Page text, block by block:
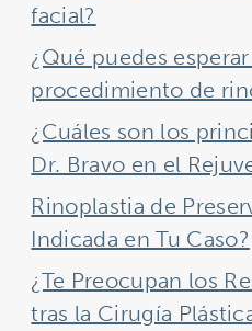
facial?
¿Qué puedes
procedimiento de
¿Cuáles son los
Dr. Bravo en el
Rinoplastia de
Indicada en Tu Caso?
¿Te Preocupan los
tras la Cirugía